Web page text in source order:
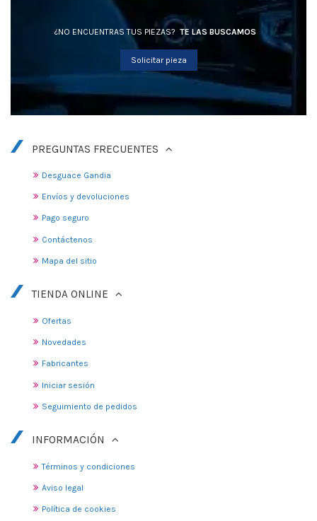
¿NO ENCUENTRAS TUS PIEZAS? TE LAS BUSCAMOS
Solicitar pieza
PREGUNTAS FRECUENTES
Desguace Gandia
Envíos y devoluciones
Pago seguro
Contáctenos
Mapa del sitio
TIENDA ONLINE
Ofertas
Novedades
Fabricantes
Iniciar sesión
Seguimiento de pedidos
INFORMACIÓN
Términos y condiciones
Aviso legal
Política de cookies